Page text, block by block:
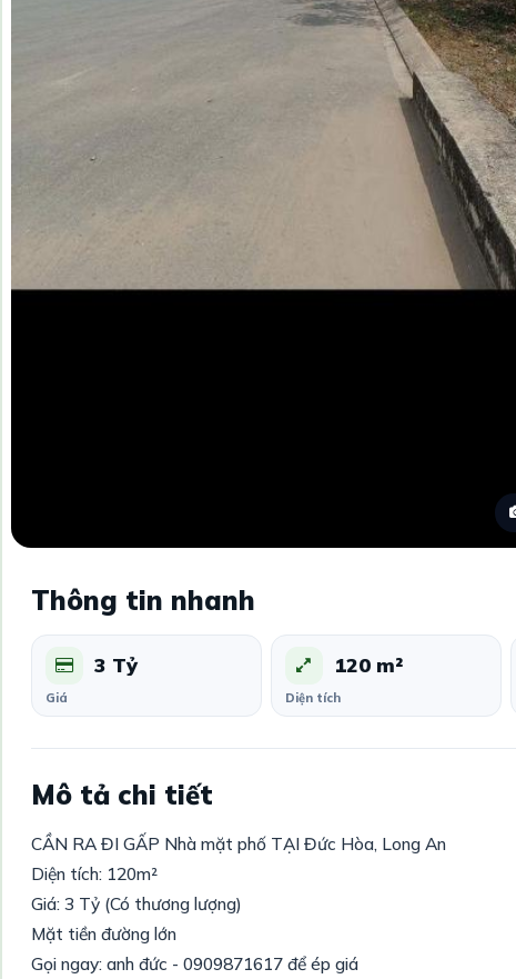
Thông tin nhanh
3 Tỷ
Giá
120 m²
Diện tích
Mô tả chi tiết
CẦN RA ĐI GẤP Nhà mặt phố TẠI Đức Hòa, Long An
Diện tích: 120m²
Giá: 3 Tỷ (Có thương lượng)
Mặt tiền đường lớn
Gọi ngay: anh đức - 0909871617 để ép giá